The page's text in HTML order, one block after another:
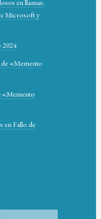
en llamas:
Microsoft y
2024
«Memento
«Memento
en Fallo de